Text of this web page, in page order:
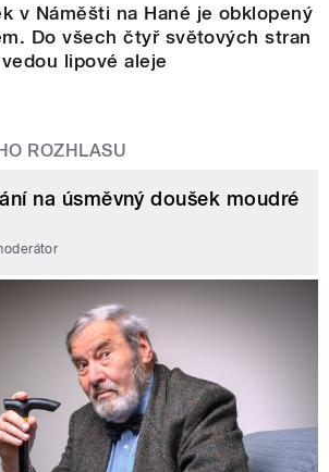
v Náměšti na Hané je obklopený
Do všech čtyř světových stran
lipové aleje
ROZHLASU
na úsměvný doušek moudré